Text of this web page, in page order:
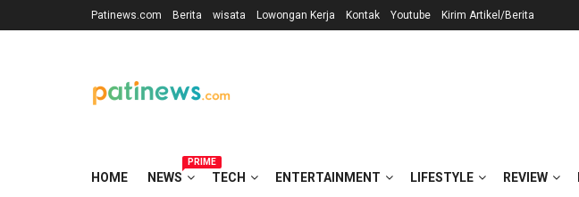
Patinews.com Berita wisata Lowongan Kerja Kontak Youtube Kirim Artikel/Berita
HOME NEWS
PRIME
TECH ENTERTAINMENT LIFESTYLE REVIEW